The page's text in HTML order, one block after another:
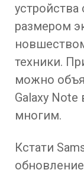
размером
техники.
можно
Galaxy
многим.
Кстати